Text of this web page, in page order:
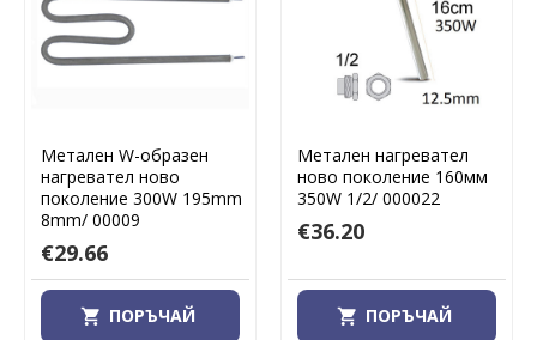
Метален W-образен
нагревател ново
поколение 300W 195mm
8mm/ 00009
€29.66
ПОРЪЧАЙ
Метален нагревател
ново поколение 160мм
350W 1/2/ 000022
€36.20
ПОРЪЧАЙ